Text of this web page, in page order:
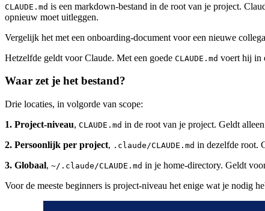
CLAUDE.md is een markdown-bestand in de root van je project.
opnieuw moet uitleggen.
Vergelijk het met een onboarding-document voor een nieuwe
Hetzelfde geldt voor Claude. Met een goede CLAUDE.md voert hij in
Waar zet je het bestand?
Drie locaties, in volgorde van scope:
1. Project-niveau, CLAUDE.md in de root van je project. Geldt
2. Persoonlijk per project, .claude/CLAUDE.md in dezelfde root.
3. Globaal, ~/.claude/CLAUDE.md in je home-directory. Geldt
Voor de meeste beginners is project-niveau het enige wat je nodig